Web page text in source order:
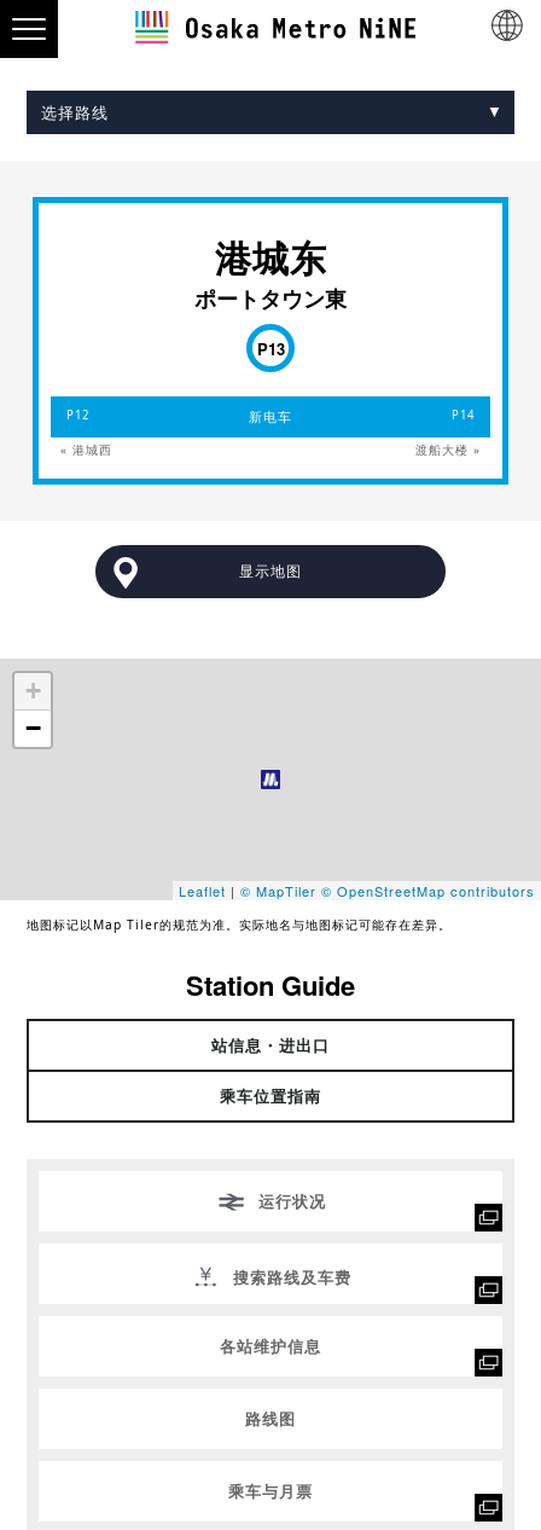
选择路线
港城东
ポートタウン東
P13
P12 新电车 P14
« 港城西 渡船大楼 »
显示地图
+
−
Leaflet | © MapTiler © OpenStreetMap contributors
地图标记以Map Tiler的规范为准。实际地名与地图标记可能存在差异。
Station Guide
站信息・进出口
乘车位置指南
运行状况
搜索路线及车费
各站维护信息
路线图
乘车与月票